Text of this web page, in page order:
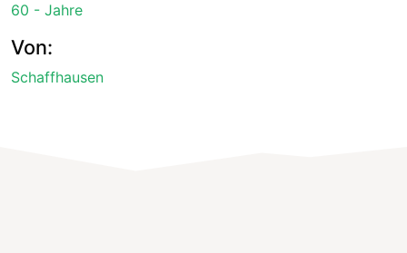
60 - Jahre
Von:
Schaffhausen